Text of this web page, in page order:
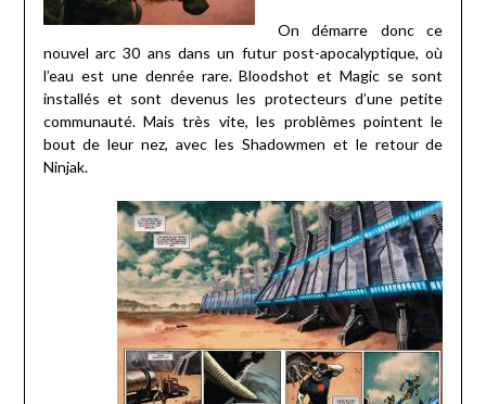
On démarre donc ce
nouvel arc 30 ans dans un futur post-apocalyptique, où
l’eau est une denrée rare. Bloodshot et Magic se sont
installés et sont devenus les protecteurs d’une petite
communauté. Mais très vite, les problèmes pointent le
bout de leur nez, avec les Shadowmen et le retour de
Ninjak.